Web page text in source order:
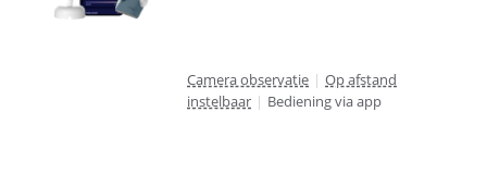
Camera observatie | Op afstand
instelbaar | Bediening via app